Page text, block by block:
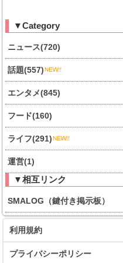
▼Category
ニュース(720)
話題(557)
エンタメ(845)
フード(160)
ライフ(291)
運営(1)
▼相互リンク
SMALOG（鍵付き掲示板）
利用規約
プライバシーポリシー